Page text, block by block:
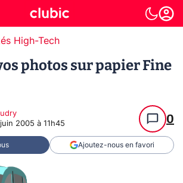
High-Tech
photos sur papier Fine
2005 à 11h45 0
Ajoutez-nous en favori